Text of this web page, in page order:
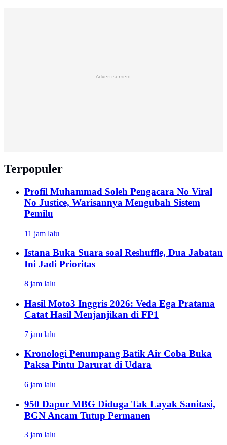
Advertisement
Terpopuler
Profil Muhammad Soleh Pengacara No Viral
No Justice, Warisannya Mengubah Sistem
Pemilu
11 jam lalu
Istana Buka Suara soal Reshuffle, Dua Jabatan
Ini Jadi Prioritas
8 jam lalu
Hasil Moto3 Inggris 2026: Veda Ega Pratama
Catat Hasil Menjanjikan di FP1
7 jam lalu
Kronologi Penumpang Batik Air Coba Buka
Paksa Pintu Darurat di Udara
6 jam lalu
950 Dapur MBG Diduga Tak Layak Sanitasi,
BGN Ancam Tutup Permanen
3 jam lalu